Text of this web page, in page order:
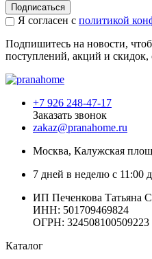
Подписаться
Я согласен с политикой
Подпишитесь на новости,
поступлений, акций и
+7 926 248-47-17
Заказать звонок
zakaz@pranahome.ru
Москва, Калужская
7 дней в неделю с 11:00
ИП Печенкова Татьяна
ИНН: 501709469824
ОГРН: 324508100509223
Каталог